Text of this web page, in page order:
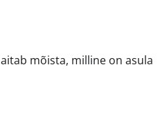
mõista, milline on asula